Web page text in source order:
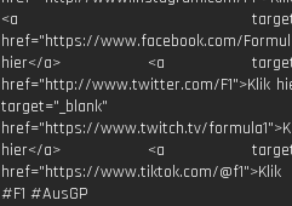
<a
href="https://www.facebook.com/
hier</a> <a
href="http://www.twitter.com/F1">Klik
target="_blank"
href="https://www.twitch.tv/
hier</a> <a
href="https://www.tiktok.com/
#F1 #AusGP